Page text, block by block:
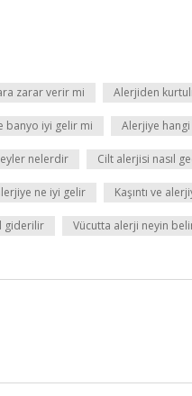
zarar verir mi Alerjiden
banyo iyi gelir mi Alerjiye
nelerdir Cilt alerjisi nasıl
ne iyi gelir Kaşıntı ve
giderilir Vücutta alerji neyin